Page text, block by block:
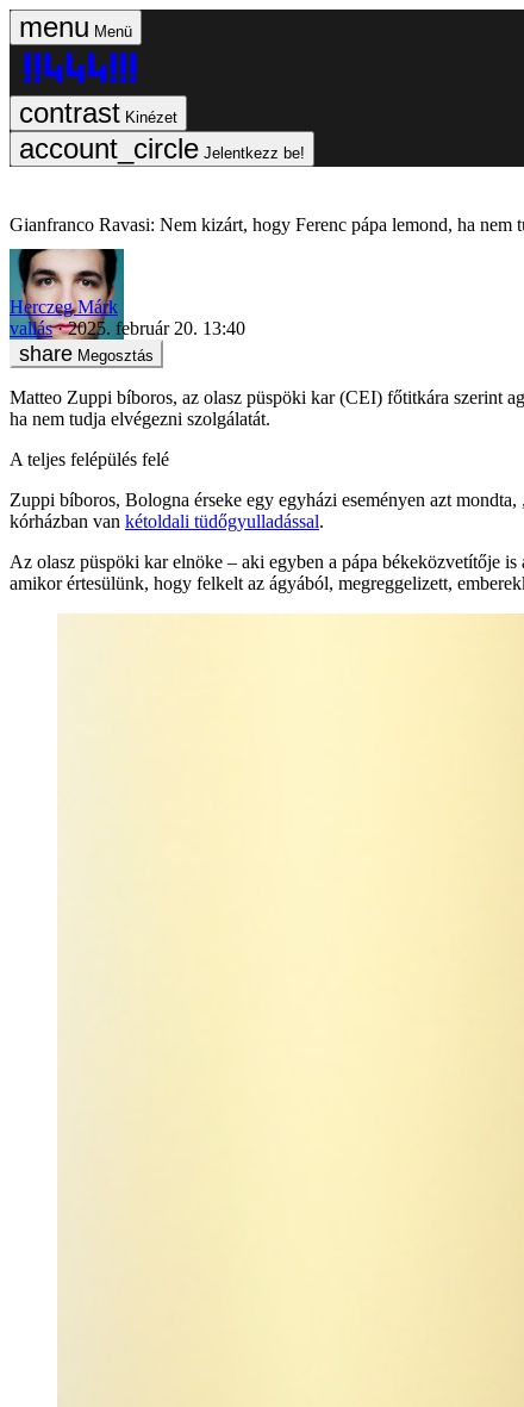
Menü
Kinézet
Jelentkezz be!
Gianfranco Ravasi: Nem kizárt, hogy Ferenc pápa lemond, ha nem
Herczeg Márk
vallás
2025. február 20. 13:40
Megosztás
Matteo Zuppi bíboros, az olasz püspöki kar (CEI) főtitkára szerint
ha nem tudja elvégezni szolgálatát.
A teljes felépülés felé
Zuppi bíboros, Bologna érseke egy egyházi eseményen azt
kórházban van kétoldali tüdőgyulladással.
Az olasz püspöki kar elnöke – aki egyben a pápa békeközvetítője
amikor értesülünk, hogy felkelt az ágyából, megreggelizett,